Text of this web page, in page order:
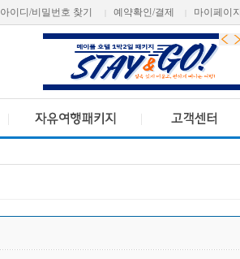
아이디/비밀번호 찾기 예약확인/결제
마이페이지